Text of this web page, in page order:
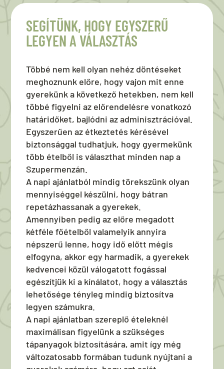
SEGÍTÜNK, HOGY EGYSZERŰ
LEGYEN A VÁLASZTÁS
Többé nem kell olyan nehéz döntéseket
meghoznunk előre, hogy vajon mit enne
gyerekünk a következő hetekben, nem kell
többé figyelni az előrendelésre vonatkozó
határidőket, bajlódni az adminisztrációval.
Egyszerűen az étkeztetés kérésével
biztonsággal tudhatjuk, hogy gyermekünk
több ételből is választhat minden nap a
Szupermenzán.
A napi ajánlatból mindig törekszünk olyan
mennyiséggel készülni, hogy bátran
repetázhassanak a gyerekek.
Amennyiben pedig az előre megadott
kétféle főételből valamelyik annyira
népszerű lenne, hogy idő előtt mégis
elfogyna, akkor egy harmadik, a gyerekek
kedvencei közül válogatott fogással
egészítjük ki a kínálatot, hogy a választás
lehetősége tényleg mindig biztosítva
legyen számukra.
A napi ajánlatban szereplő ételeknél
maximálisan figyelünk a szükséges
tápanyagok biztosítására, amit így még
változatosabb formában tudunk nyújtani a